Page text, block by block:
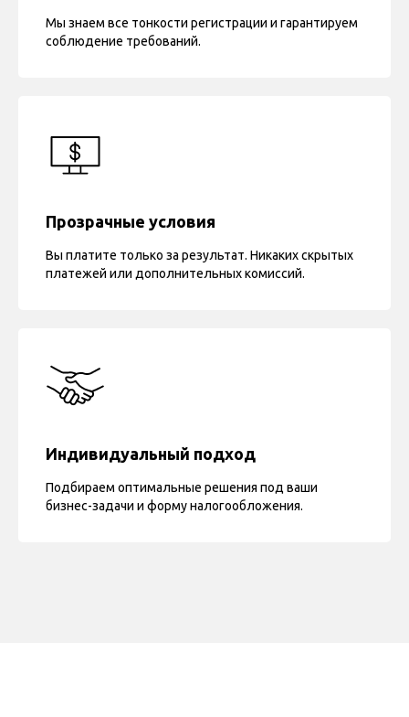
Мы знаем все тонкости регистрации и гарантируем
соблюдение требований.
Прозрачные условия
Вы платите только за результат. Никаких скрытых
платежей или дополнительных комиссий.
Индивидуальный подход
Подбираем оптимальные решения под ваши
бизнес-задачи и форму налогообложения.